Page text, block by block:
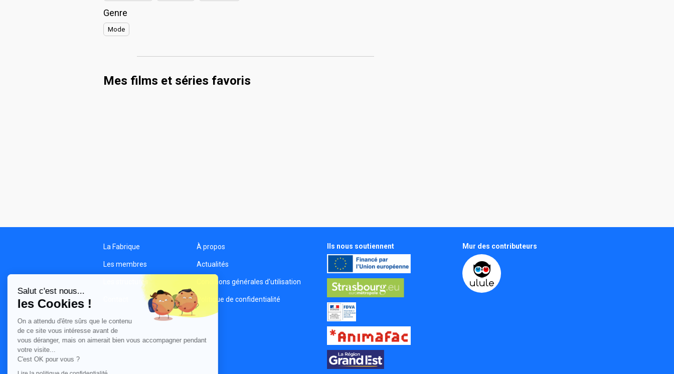
Genre
Mode
Mes films et séries favoris
La Fabrique
Les membres
À propos
Actualités
Conditions générales d'utilisation
Politique de confidentialité
Ils nous soutiennent Mur des contributeurs
Salut c'est nous...
les Cookies !
On a attendu d'être sûrs que le contenu
de ce site vous intéresse avant de
vous déranger, mais on aimerait bien vous accompagner pendant
votre visite...
C'est OK pour vous ?